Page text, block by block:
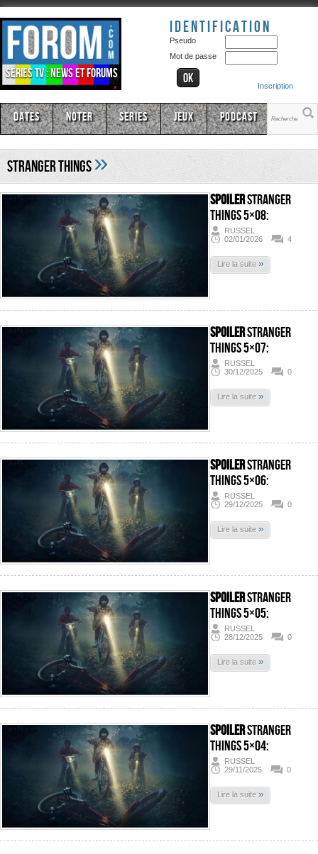
Séries TV : news et forums
Identification
Pseudo
Mot de passe
Inscription
Dates Noter Series Jeux Podcast
Stranger Things»
SPOILERStranger
Things 5×08:
RUSSEL
02/01/2026
4
Lire la suite »
SPOILERStranger
Things 5×07:
RUSSEL
30/12/2025
0
Lire la suite »
SPOILERStranger
Things 5×06:
RUSSEL
29/12/2025
0
Lire la suite »
SPOILERStranger
Things 5×05:
RUSSEL
28/12/2025
0
Lire la suite »
SPOILERStranger
Things 5×04:
RUSSEL
29/11/2025
0
Lire la suite »